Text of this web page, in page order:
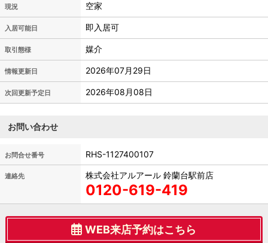
現況 空家
入居可能日 即入居可
取引態様 媒介
情報更新日 2026年07月29日
次回更新予定日 2026年08月08日
お問い合わせ
お問合せ番号 RHS-1127400107
連絡先 株式会社アルアール 鈴蘭台駅前店
0120-619-419
WEB来店予約はこちら